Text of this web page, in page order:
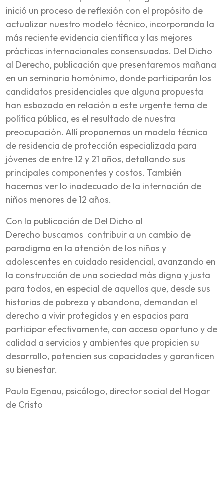
inició un proceso de reflexión con el propósito de
actualizar nuestro modelo técnico, incorporando la
más reciente evidencia científica y las mejores
prácticas internacionales consensuadas. Del Dicho
al Derecho, publicación que presentaremos mañana
en un seminario homónimo, donde participarán los
candidatos presidenciales que alguna propuesta
han esbozado en relación a este urgente tema de
política pública, es el resultado de nuestra
preocupación. Allí proponemos un modelo técnico
de residencia de protección especializada para
jóvenes de entre 12 y 21 años, detallando sus
principales componentes y costos. También
hacemos ver lo inadecuado de la internación de
niños menores de 12 años.
Con la publicación de Del Dicho al
Derecho buscamos contribuir a un cambio de
paradigma en la atención de los niños y
adolescentes en cuidado residencial, avanzando en
la construcción de una sociedad más digna y justa
para todos, en especial de aquellos que, desde sus
historias de pobreza y abandono, demandan el
derecho a vivir protegidos y en espacios para
participar efectivamente, con acceso oportuno y de
calidad a servicios y ambientes que propicien su
desarrollo, potencien sus capacidades y garanticen
su bienestar.
Paulo Egenau, psicólogo, director social del Hogar
de Cristo